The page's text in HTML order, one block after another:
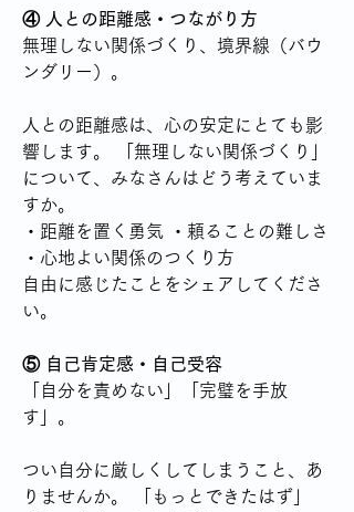
④ 人との距離感・つながり方
無理しない関係づくり、境界線（バウ
ンダリー）。
人との距離感は、心の安定にとても影
響します。 「無理しない関係づくり」
について、みなさんはどう考えていま
すか。
・距離を置く勇気 ・頼ることの難しさ
・心地よい関係のつくり方
自由に感じたことをシェアしてくださ
い。
⑤ 自己肯定感・自己受容
「自分を責めない」「完璧を手放
す」。
つい自分に厳しくしてしまうこと、あ
りませんか。 「もっとできたはず」